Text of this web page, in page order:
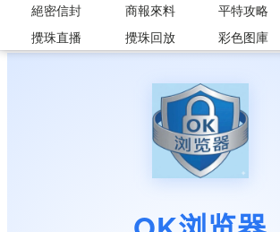
絕密信封
商報來料 平特攻略
攪珠直播
攪珠回放 彩色图庫